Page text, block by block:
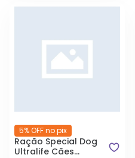
5% OFF no pix
Ração Special Dog
Ultralife Cães